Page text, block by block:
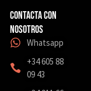
Contacta con
nosotros
Whatsapp
+34 605 88
09 43